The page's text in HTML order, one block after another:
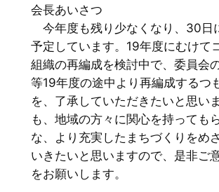
会長あいさつ
今年度も残り少なくなり、30日
予定しています。19年度にむけて
組織の再編成を検討中で、委員会
等19年度の途中より再編成するつ
を、了承していただきたいと思い
も、地域の方々に関心を持っても
な、より充実したまちづくりをめ
いきたいと思いますので、是非ご
をお願いします。